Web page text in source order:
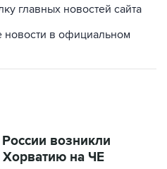
главных новостей сайта
новости в официальном
возникли
на ЧЕ